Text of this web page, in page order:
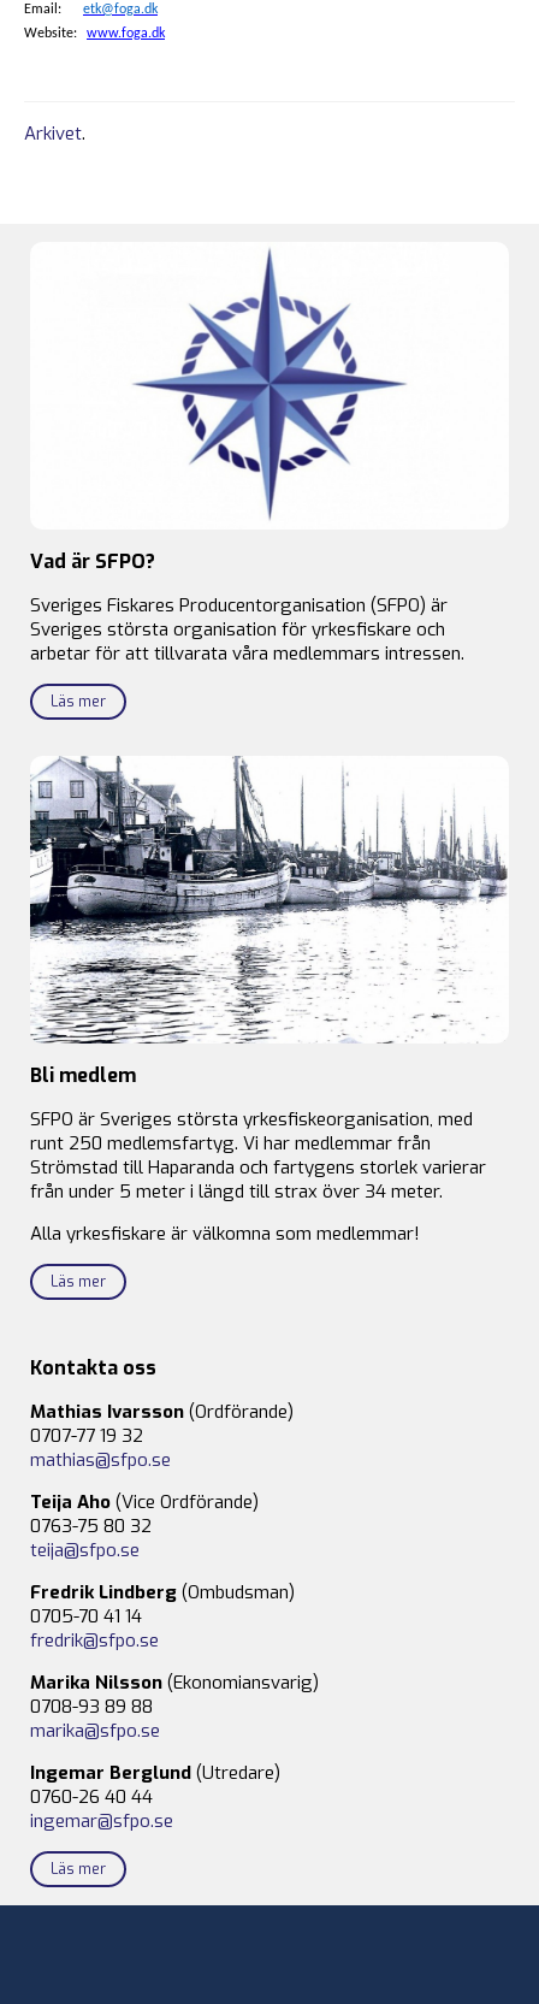
Email:
etk@foga.dk
Website:
www.foga.dk
Arkivet.
Vad är SFPO?
Sveriges Fiskares Producentorganisation (SFPO) är
Sveriges största organisation för yrkesfiskare och
arbetar för att tillvarata våra medlemmars intressen.
Läs mer
Bli medlem
SFPO är Sveriges största yrkesfiskeorganisation, med
runt 250 medlemsfartyg. Vi har medlemmar från
Strömstad till Haparanda och fartygens storlek varierar
från under 5 meter i längd till strax över 34 meter.
Alla yrkesfiskare är välkomna som medlemmar!
Läs mer
Kontakta oss
Mathias Ivarsson (Ordförande)
0707-77 19 32
mathias@sfpo.se
Teija Aho (Vice Ordförande)
0763-75 80 32
teija@sfpo.se
Fredrik Lindberg (Ombudsman)
0705-70 41 14
fredrik@sfpo.se
Marika Nilsson (Ekonomiansvarig)
0708-93 89 88
marika@sfpo.se
Ingemar Berglund (Utredare)
0760-26 40 44
ingemar@sfpo.se
Läs mer